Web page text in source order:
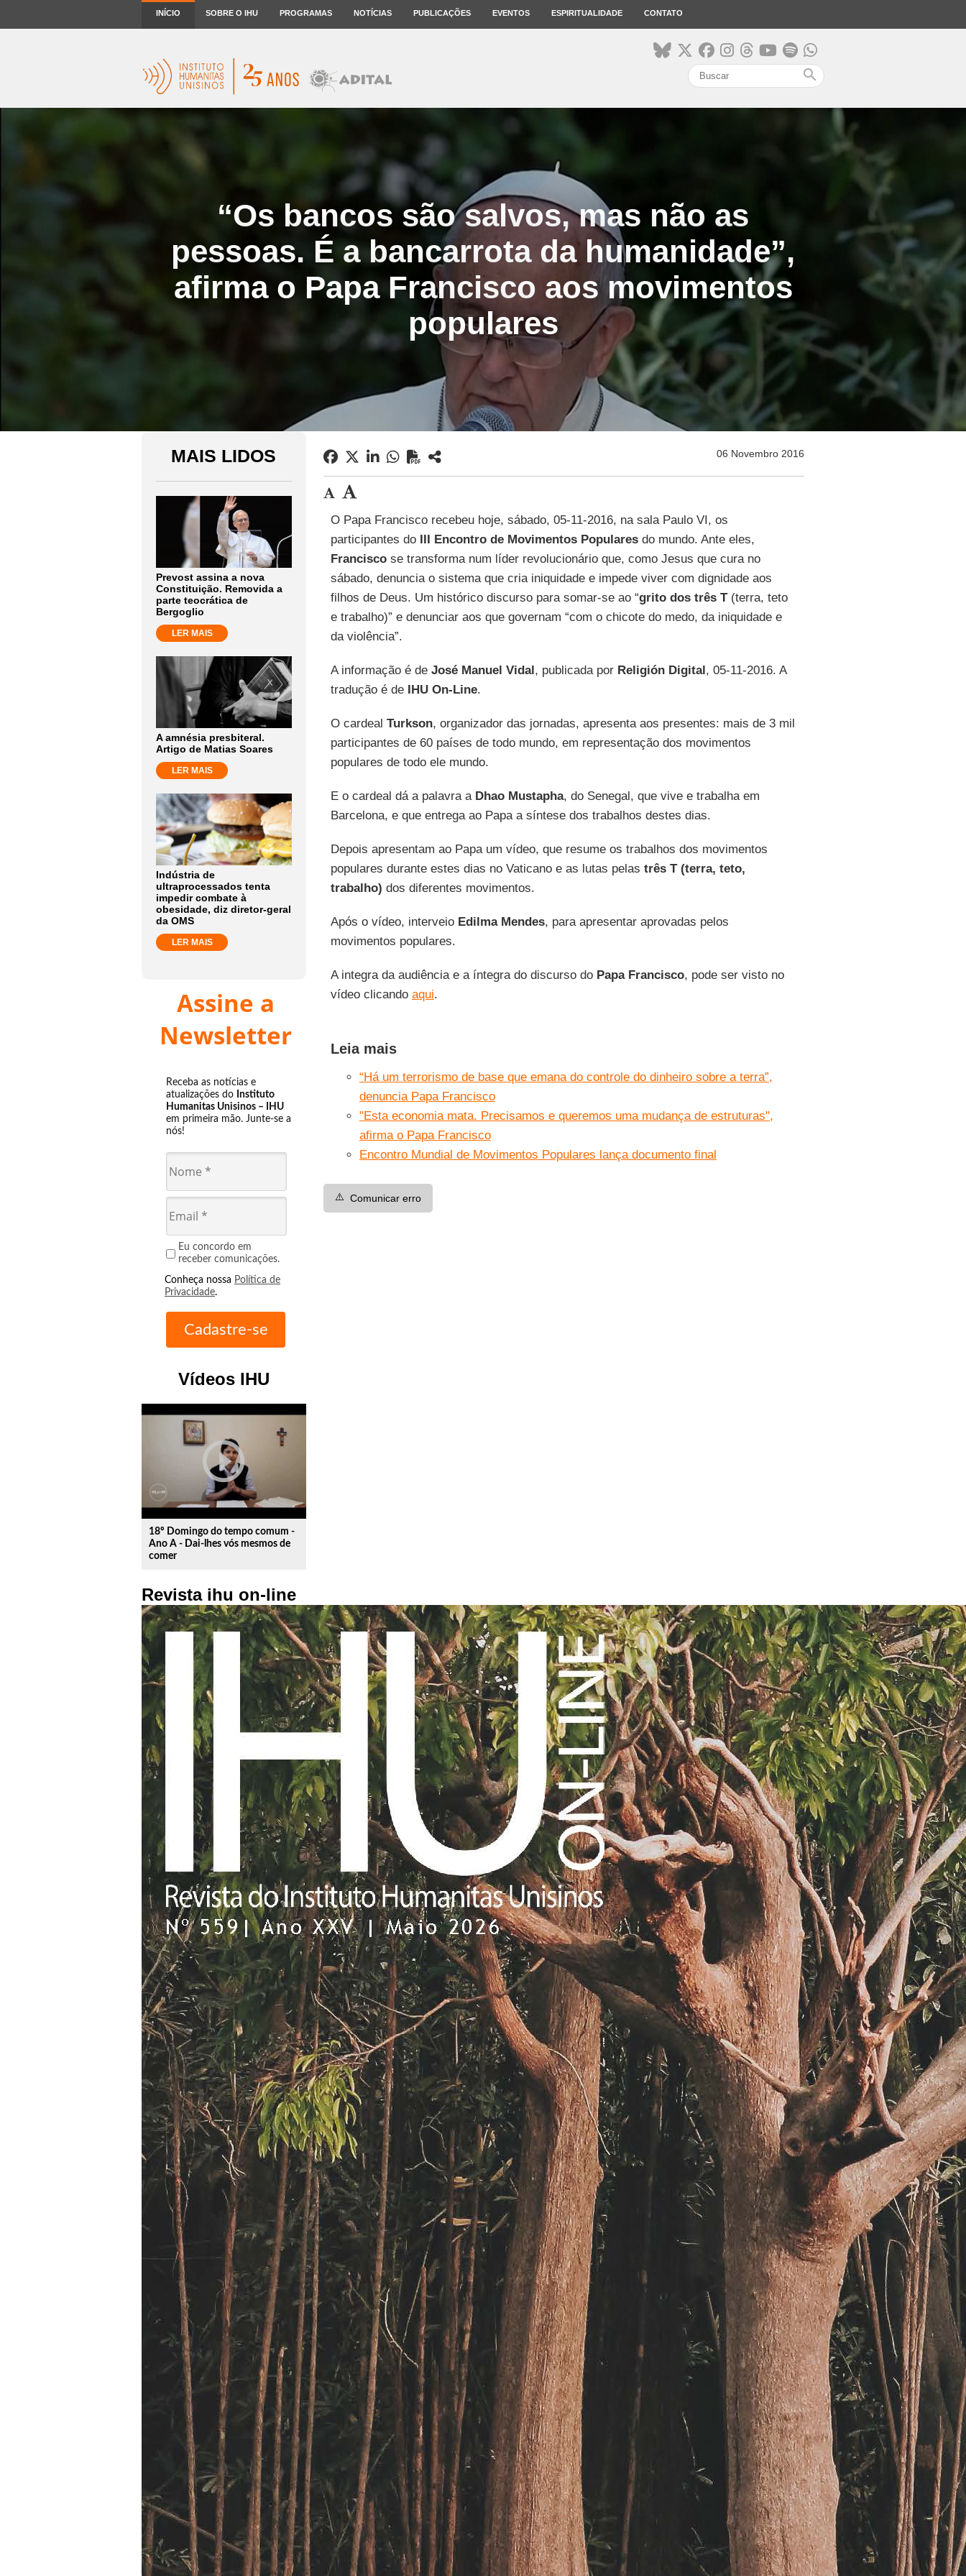
INÍCIO SOBRE O IHU PROGRAMAS NOTÍCIAS PUBLICAÇÕES EVENTOS ESPIRITUALIDADE CONTATO
search
“Os bancos são salvos, mas não as
pessoas. É a bancarrota da humanidade”,
afirma o Papa Francisco aos movimentos
populares
MAIS LIDOS
Prevost assina a nova
Constituição. Removida a
parte teocrática de
Bergoglio
LER MAIS
A amnésia presbiteral.
Artigo de Matias Soares
LER MAIS
Indústria de
ultraprocessados tenta
impedir combate à
obesidade, diz diretor-geral
da OMS
LER MAIS
Assine a
Newsletter
Receba as notícias e
atualizações do Instituto
Humanitas Unisinos – IHU
em primeira mão. Junte-se a
nós!
Eu concordo em
receber comunicações.
Conheça nossa Política de
Privacidade.
Vídeos IHU
play_circle_outline
18º Domingo do tempo comum -
Ano A - Dai-lhes vós mesmos de
comer
Revista ihu on-line
06 Novembro 2016
O Papa Francisco recebeu hoje, sábado, 05-11-2016, na sala Paulo VI, os
participantes doIII Encontro de Movimentos Popularesdo mundo. Ante eles,
Franciscose transforma num líder revolucionário que, como Jesus que cura no
sábado, denuncia o sistema que cria iniquidade e impede viver com dignidade aos
filhos de Deus. Um histórico discurso para somar-se ao “grito dos três T(terra, teto
e trabalho)” e denunciar aos que governam “com o chicote do medo, da iniquidade e
da violência”.
A informação é de José Manuel Vidal, publicada por Religión Digital, 05-11-2016. A
tradução é de IHU On-Line.
O cardeal Turkson, organizador das jornadas, apresenta aos presentes: mais de 3 mil
participantes de 60 países de todo mundo, em representação dos movimentos
populares de todo ele mundo.
E o cardeal dá a palavra a Dhao Mustapha, do Senegal, que vive e trabalha em
Barcelona, e que entrega ao Papa a síntese dos trabalhos destes dias.
Depois apresentam ao Papa um vídeo, que resume os trabalhos dos movimentos
populares durante estes dias no Vaticano e as lutas pelas três T (terra, teto,
trabalho) dos diferentes movimentos.
Após o vídeo, interveio Edilma Mendes, para apresentar aprovadas pelos
movimentos populares.
A integra da audiência e a íntegra do discurso do Papa Francisco, pode ser visto no
vídeo clicando aqui.
Leia mais
“Há um terrorismo de base que emana do controle do dinheiro sobre a terra”,
denuncia Papa Francisco
"Esta economia mata. Precisamos e queremos uma mudança de estruturas",
afirma o Papa Francisco
Encontro Mundial de Movimentos Populares lança documento final
⚠️ Comunicar erro